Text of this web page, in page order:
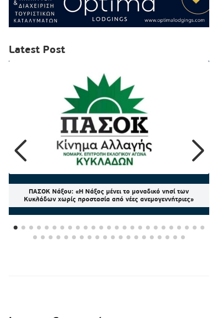
Latest Post
ΠΑΣΟΚ Νάξου: «Η Νάξος μένει το μοναδικό νησί των
Κυκλάδων χωρίς προστασία από νέες ανεμογεννήτριες»